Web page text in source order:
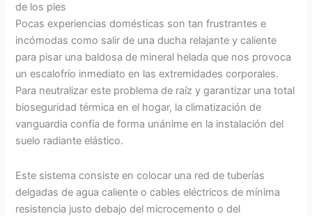
de los pies
Pocas experiencias domésticas son tan frustrantes e
incómodas como salir de una ducha relajante y caliente
para pisar una baldosa de mineral helada que nos provoca
un escalofrío inmediato en las extremidades corporales.
Para neutralizar este problema de raíz y garantizar una total
bioseguridad térmica en el hogar, la climatización de
vanguardia confía de forma unánime en la instalación del
suelo radiante elástico.
Este sistema consiste en colocar una red de tuberías
delgadas de agua caliente o cables eléctricos de mínima
resistencia justo debajo del microcemento o del